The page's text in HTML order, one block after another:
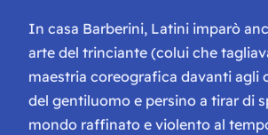
In casa Barberini, Latini imparò
arte del trinciante (colui che
maestria coreografica davanti agli
del gentiluomo e persino a tirar di
mondo raffinato e violento al